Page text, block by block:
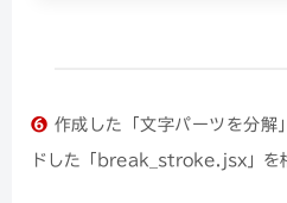
❻ 作成した「文字パーツを分解
ドした「break_stroke.jsx」を